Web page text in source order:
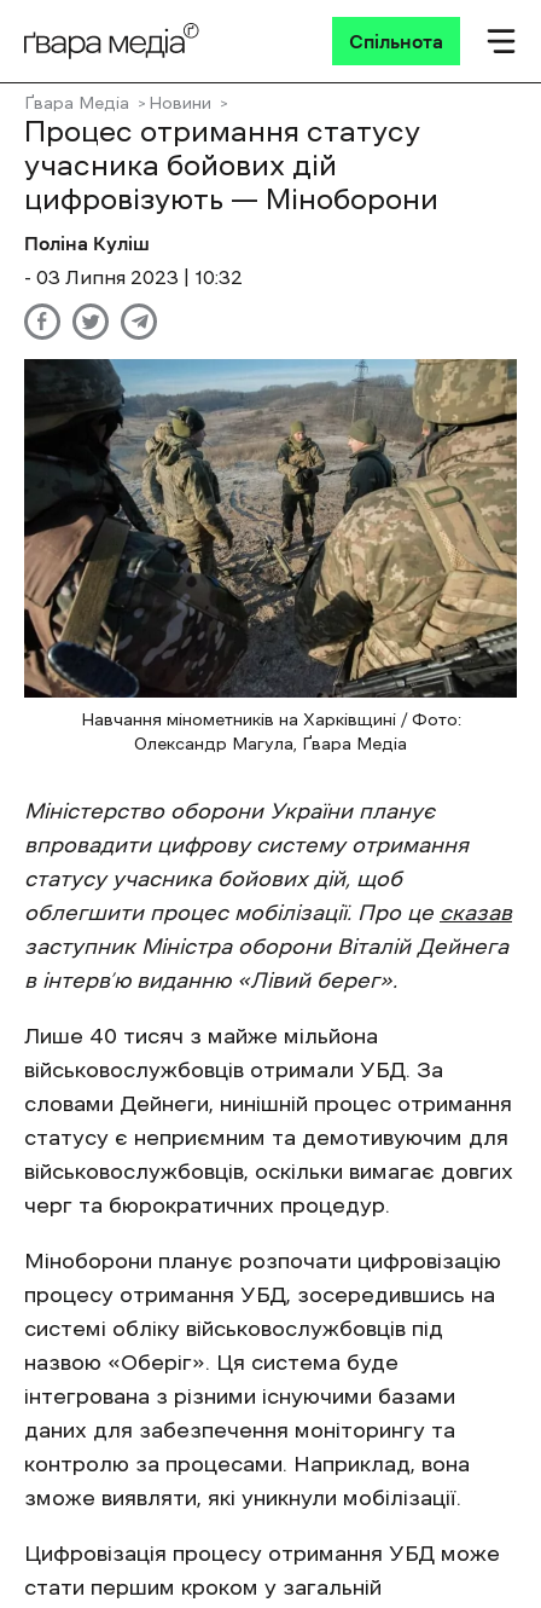
Спільнота
Ґвара Медіа Новини
Процес отримання статусу
учасника бойових дій
цифровізують — Міноборони
Поліна Куліш
- 03 Липня 2023 | 10:32
Навчання мінометників на Харківщині / Фото:
Олександр Магула, Ґвара Медіа
Міністерство оборони України планує
впровадити цифрову систему отримання
статусу учасника бойових дій, щоб
облегшити процес мобілізації. Про це сказав
заступник Міністра оборони Віталій Дейнега
в інтерв’ю виданню «Лівий берег».
Лише 40 тисяч з майже мільйона
військовослужбовців отримали УБД. За
словами Дейнеги, нинішній процес отримання
статусу є неприємним та демотивуючим для
військовослужбовців, оскільки вимагає довгих
черг та бюрократичних процедур.
Міноборони планує розпочати цифровізацію
процесу отримання УБД, зосередившись на
системі обліку військовослужбовців під
назвою «Оберіг». Ця система буде
інтегрована з різними існуючими базами
даних для забезпечення моніторингу та
контролю за процесами. Наприклад, вона
зможе виявляти, які уникнули мобілізації.
Цифровізація процесу отримання УБД може
стати першим кроком у загальній